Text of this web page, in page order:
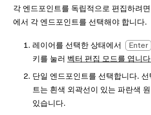
각 엔드포인트를 독립적으로 편집하려
에서 각 엔드포인트를 선택해야 합니다.
레이어를 선택한 상태에서 Enter
키를 눌러 벡터 편집 모드를 엽니
단일 엔드포인트를 선택합니다. 선
트는 흰색 외곽선이 있는 파란색
있습니다.